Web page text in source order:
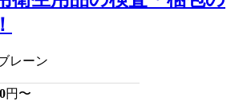
レーン
円〜